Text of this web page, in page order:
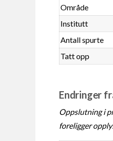
Område
Institutt
Antall spurte
Tatt opp
Endringer
Oppslutning i
foreligger